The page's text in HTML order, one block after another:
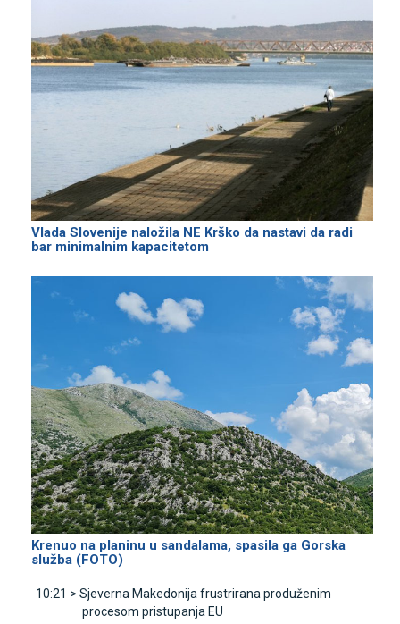
Vlada Slovenije naložila NE Krško da nastavi da radi
bar minimalnim kapacitetom
Krenuo na planinu u sandalama, spasila ga Gorska
služba (FOTO)
10:21 > Sjeverna Makedonija frustrirana produženim
procesom pristupanja EU